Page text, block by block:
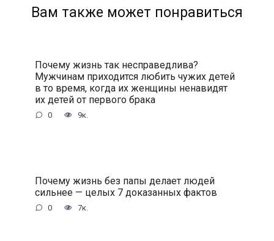
Вам также может понравиться
Почему жизнь так несправедлива?
Мужчинам приходится любить чужих детей
в то время, когда их женщины ненавидят
их детей от первого брака
0 9к.
Почему жизнь без папы делает людей
сильнее — целых 7 доказанных фактов
0 7к.